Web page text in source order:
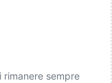
sempre